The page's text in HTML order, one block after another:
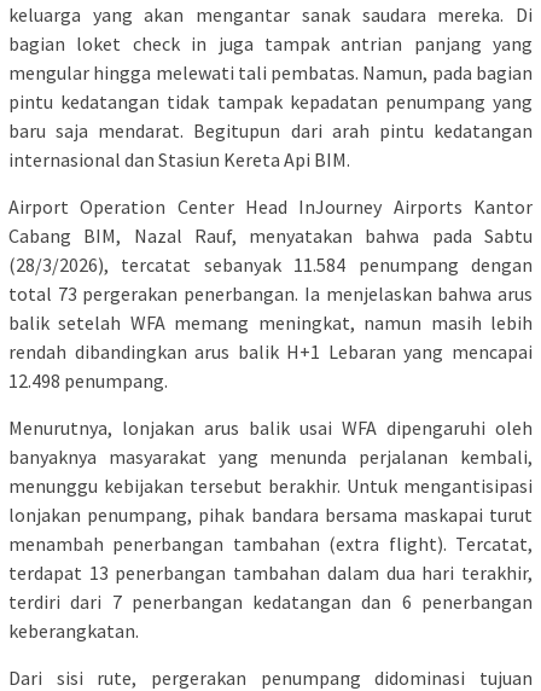
keluarga yang akan mengantar sanak saudara mereka. Di
bagian loket check in juga tampak antrian panjang yang
mengular hingga melewati tali pembatas. Namun, pada bagian
pintu kedatangan tidak tampak kepadatan penumpang yang
baru saja mendarat. Begitupun dari arah pintu kedatangan
internasional dan Stasiun Kereta Api BIM.
Airport Operation Center Head InJourney Airports Kantor
Cabang BIM, Nazal Rauf, menyatakan bahwa pada Sabtu
(28/3/2026), tercatat sebanyak 11.584 penumpang dengan
total 73 pergerakan penerbangan. Ia menjelaskan bahwa arus
balik setelah WFA memang meningkat, namun masih lebih
rendah dibandingkan arus balik H+1 Lebaran yang mencapai
12.498 penumpang.
Menurutnya, lonjakan arus balik usai WFA dipengaruhi oleh
banyaknya masyarakat yang menunda perjalanan kembali,
menunggu kebijakan tersebut berakhir. Untuk mengantisipasi
lonjakan penumpang, pihak bandara bersama maskapai turut
menambah penerbangan tambahan (extra flight). Tercatat,
terdapat 13 penerbangan tambahan dalam dua hari terakhir,
terdiri dari 7 penerbangan kedatangan dan 6 penerbangan
keberangkatan.
Dari sisi rute, pergerakan penumpang didominasi tujuan